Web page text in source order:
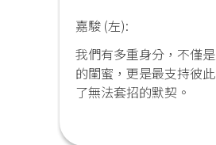
嘉駿 (左):
我們有多重身分，不僅
的閨蜜，更是最支持彼
了無法套招的默契。